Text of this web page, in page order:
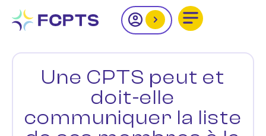
Une CPTS peut et
doit-elle
communiquer la liste